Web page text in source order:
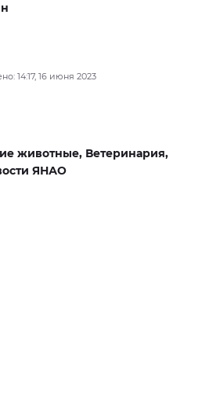
14:17, 16 июня 2023
животные, Ветеринария,
ЯНАО